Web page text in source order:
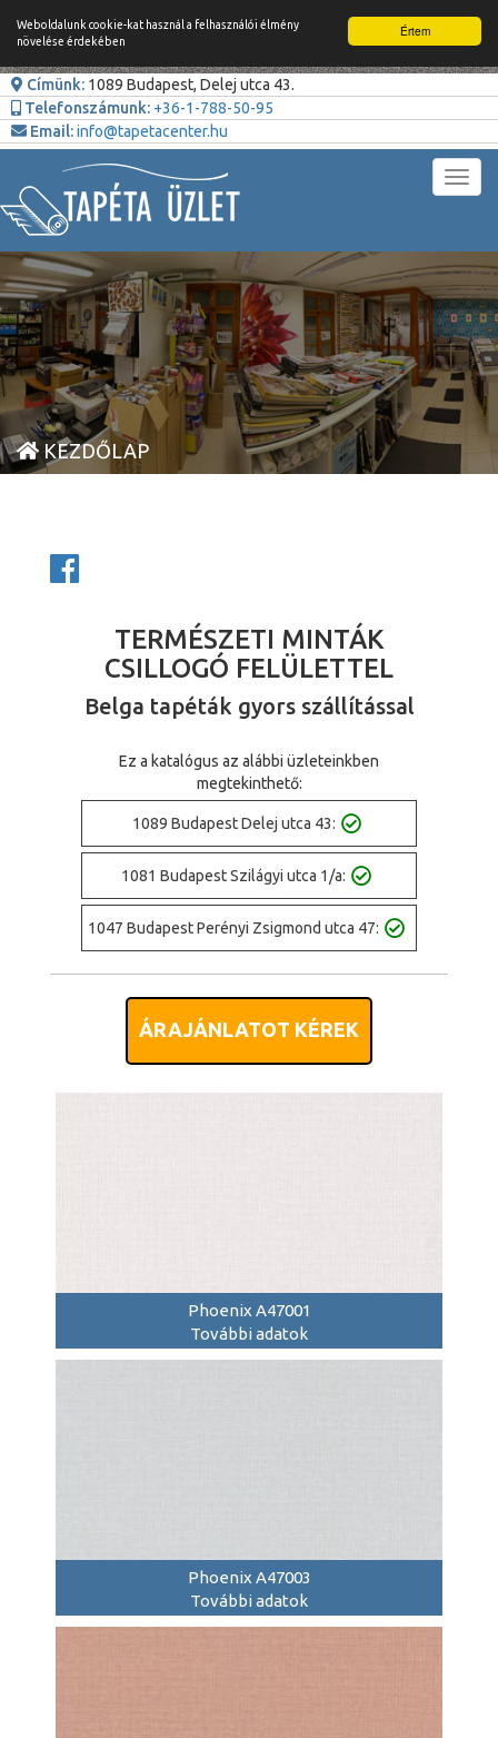
Értem
Weboldalunk cookie-kat használ a felhasználói élmény
növelése érdekében
Címünk: 1089 Budapest, Delej utca 43.
Telefonszámunk: +36-1-788-50-95
Email:info@tapetacenter.hu
KEZDŐLAP
TERMÉSZETI MINTÁK
CSILLOGÓ FELÜLETTEL
Belga tapéták gyors szállítással
Ez a katalógus az alábbi üzleteinkben
megtekinthető:
1089 Budapest Delej utca 43:
1081 Budapest Szilágyi utca 1/a:
1047 Budapest Perényi Zsigmond utca 47:
ÁRAJÁNLATOT KÉREK
Phoenix A47001
További adatok
Phoenix A47003
További adatok